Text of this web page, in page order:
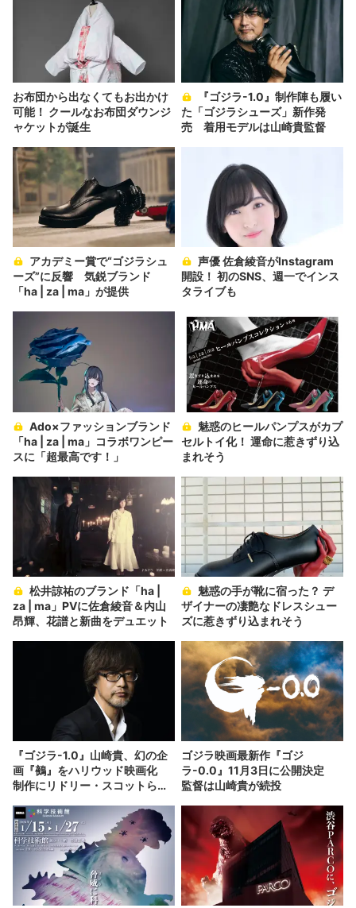
お布団から出なくてもお出かけ
可能！ クールなお布団ダウンジ
ャケットが誕生
た「ゴジラシューズ」新作発
売 着用モデルは山崎貴監督
ーズ”に反響 気鋭ブランド
「ha | za | ma」が提供
開設！ 初のSNS、週一でインス
タライブも
「ha | za | ma」コラボワンピー
スに「超最高です！」
セルトイ化！ 運命に惹きずり込
まれそう
za | ma」PVに佐倉綾音＆内山
昂輝、花譜と新曲をデュエット
ザイナーの凄艶なドレスシュー
ズに惹きずり込まれそう
『ゴジラ-1.0』山崎貴、幻の企
画『鵺』をハリウッド映画化
制作にリドリー・スコットらが
ゴジラ映画最新作『ゴジ
ラ-0.0』11月3日に公開決定
監督は山崎貴が続投